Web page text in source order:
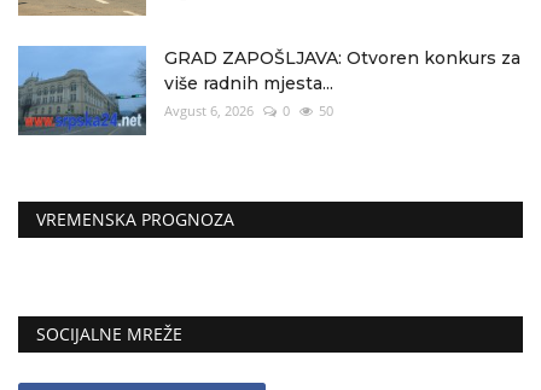
GRAD ZAPOŠLJAVA: Otvoren konkurs za
više radnih mjesta...
Avgust 6, 2026 0 50
VREMENSKA PROGNOZA
SOCIJALNE MREŽE